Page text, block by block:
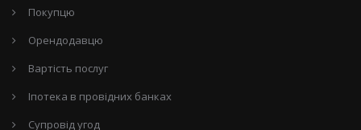
Покупцю
Орендодавцю
Вартість послуг
Іпотека в провідних банках
Супровід угод